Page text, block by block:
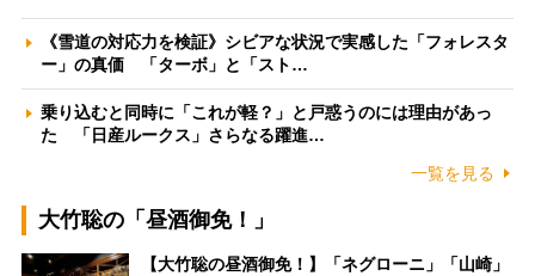
《雪道の対応力を検証》シビアな状況で実感した「フォレスタ
ー」の真価 「ターボ」と「スト…
乗り込むと同時に「これが軽？」と戸惑うのには理由があっ
た 「日産ルークス」さらなる躍進…
一覧を見る
大竹聡の「昼酒御免！」
【大竹聡の昼酒御免！】「ネグローニ」「山崎」